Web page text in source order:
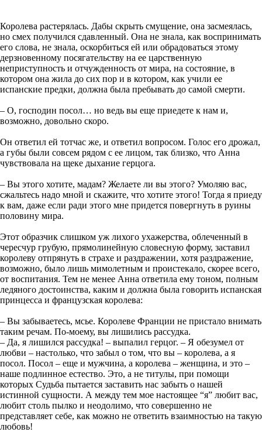
Королева растерялась. Дабы скрыть смущение, она засмеялась,
но смех получился сдавленный. Она не знала, как воспринимать
его слова, не знала, оскорбиться ей или обрадоваться этому
дерзновенному посягательству на ее царственную
неприступность и отчужденность от мира, на состояние, в
котором она жила до сих пор и в котором, как учили ее
испанские предки, должна была пребывать до самой смерти.
– О, господин посол… но ведь вы еще приедете к нам и,
возможно, довольно скоро.
Он ответил ей тотчас же, и ответил вопросом. Голос его дрожал,
а губы были совсем рядом с ее лицом, так близко, что Анна
чувствовала на щеке дыхание герцога.
– Вы этого хотите, мадам? Желаете ли вы этого? Умоляю вас,
сжальтесь надо мной и скажите, что хотите этого! Тогда я приеду
к вам, даже если ради этого мне придется повергнуть в руины
половину мира.
Этот образчик слишком уж лихого ухажерства, облеченный в
чересчур грубую, прямолинейную словесную форму, заставил
королеву отпрянуть в страхе и раздражении, хотя раздражение,
возможно, было лишь мимолетным и проистекало, скорее всего,
от воспитания. Тем не менее Анна ответила ему тоном, полным
ледяного достоинства, каким и должна была говорить испанская
принцесса и французская королева:
– Вы забываетесь, мсье. Королеве Франции не пристало внимать
таким речам. По-моему, вы лишились рассудка.
– Да, я лишился рассудка! – выпалил герцог. – Я обезумел от
любви – настолько, что забыл о том, что вы – королева, а я
посол. Посол – еще и мужчина, а королева – женщина, и это –
наше подлинное естество. Это, а не титулы, при помощи
которых Судьба пытается заставить нас забыть о нашей
истинной сущности. А между тем мое настоящее “я” любит вас,
любит столь пылко и неодолимо, что совершенно не
представляет себе, как можно не ответить взаимностью на такую
любовь!